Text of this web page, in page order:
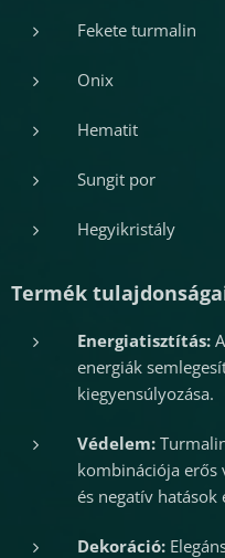
Fekete turmalin
Onix
Hematit
Sungit por
Hegyikristály
Termék
Energiatisztítás:
energiák
kiegyensúlyozása.
Védelem:
kombinációja erős
és negatív hatások
Dekoráció: